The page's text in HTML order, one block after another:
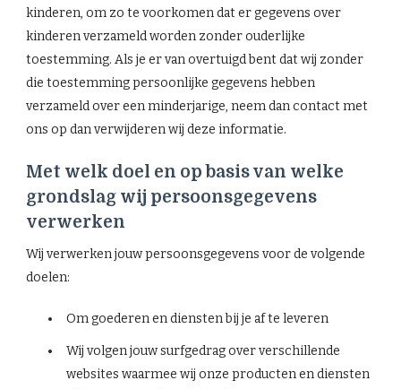
kinderen, om zo te voorkomen dat er gegevens over
kinderen verzameld worden zonder ouderlijke
toestemming. Als je er van overtuigd bent dat wij zonder
die toestemming persoonlijke gegevens hebben
verzameld over een minderjarige, neem dan contact met
ons op dan verwijderen wij deze informatie.
Met welk doel en op basis van welke
grondslag wij persoonsgegevens
verwerken
Wij verwerken jouw persoonsgegevens voor de volgende
doelen:
Om goederen en diensten bij je af te leveren
Wij volgen jouw surfgedrag over verschillende
websites waarmee wij onze producten en diensten